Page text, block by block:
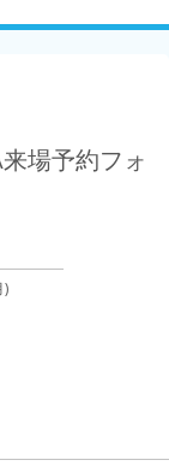
場予約フォ
)